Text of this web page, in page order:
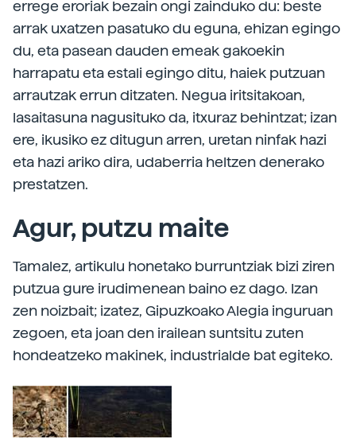
errege eroriak bezain ongi zainduko du: beste
arrak uxatzen pasatuko du eguna, ehizan egingo
du, eta pasean dauden emeak gakoekin
harrapatu eta estali egingo ditu, haiek putzuan
arrautzak errun ditzaten. Negua iritsitakoan,
lasaitasuna nagusituko da, itxuraz behintzat; izan
ere, ikusiko ez ditugun arren, uretan ninfak hazi
eta hazi ariko dira, udaberria heltzen denerako
prestatzen.
Agur, putzu maite
Tamalez, artikulu honetako burruntziak bizi ziren
putzua gure irudimenean baino ez dago. Izan
zen noizbait; izatez, Gipuzkoako Alegia inguruan
zegoen, eta joan den irailean suntsitu zuten
hondeatzeko makinek, industrialde bat egiteko.